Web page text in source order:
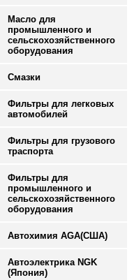
Масло для
промышленного и
сельскохозяйственного
оборудования
Смазки
Фильтры для легковых
автомобилей
Фильтры для грузового
траспорта
Фильтры для
промышленного и
сельскохозяйственного
оборудования
Автохимия AGA(США)
Автоэлектрика NGK
(Япония)